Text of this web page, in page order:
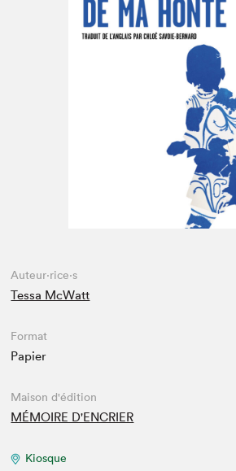
Espace médias
Auteur·rice·s
Tessa McWatt
Format
Papier
Maison d'édition
MÉMOIRE D'ENCRIER
Kiosque